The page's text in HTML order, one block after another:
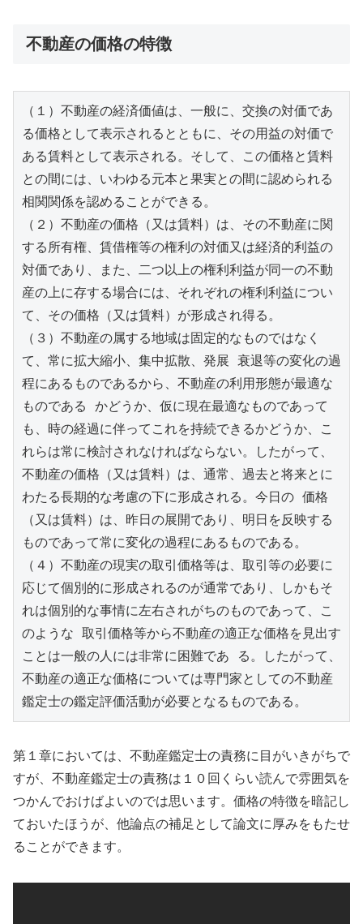
不動産の価格の特徴
（１）不動産の経済価値は、一般に、交換の対価であ
る価格として表示されるとともに、その用益の対価で
ある賃料として表示される。そして、この価格と賃料
との間には、いわゆる元本と果実との間に認められる
相関関係を認めることができる。
（２）不動産の価格（又は賃料）は、その不動産に関
する所有権、賃借権等の権利の対価又は経済的利益の
対価であり、また、二つ以上の権利利益が同一の不動
産の上に存する場合には、それぞれの権利利益につい
て、その価格（又は賃料）が形成され得る。
（３）不動産の属する地域は固定的なものではなく
て、常に拡大縮小、集中拡散、発展 衰退等の変化の過
程にあるものであるから、不動産の利用形態が最適な
ものである かどうか、仮に現在最適なものであって
も、時の経過に伴ってこれを持続できるかどうか、こ
れらは常に検討されなければならない。したがって、
不動産の価格（又は賃料）は、通常、過去と将来とに
わたる長期的な考慮の下に形成される。今日の 価格
（又は賃料）は、昨日の展開であり、明日を反映する
ものであって常に変化の過程にあるものである。
（４）不動産の現実の取引価格等は、取引等の必要に
応じて個別的に形成されるのが通常であり、しかもそ
れは個別的な事情に左右されがちのものであって、こ
のような 取引価格等から不動産の適正な価格を見出す
ことは一般の人には非常に困難であ る。したがって、
不動産の適正な価格については専門家としての不動産
鑑定士の鑑定評価活動が必要となるものである。
第１章においては、不動産鑑定士の責務に目がいきがちで
すが、不動産鑑定士の責務は１０回くらい読んで雰囲気を
つかんでおけばよいのでは思います。価格の特徴を暗記し
ておいたほうが、他論点の補足として論文に厚みをもたせ
ることができます。